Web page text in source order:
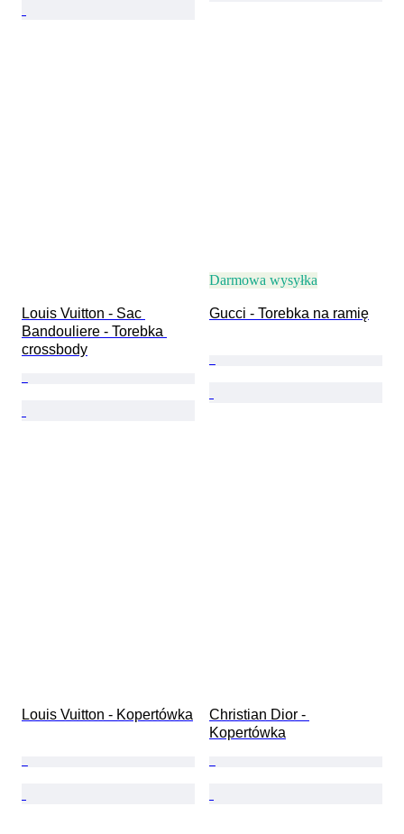
Louis Vuitton - Sac
Bandouliere - Torebka
crossbody
Darmowa wysyłka
Gucci - Torebka na ramię
Louis Vuitton - Kopertówka
Christian Dior -
Kopertówka